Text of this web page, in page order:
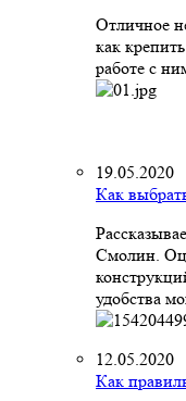
Отличное
как
работе с
19.05.2020
Как
Смолин.
удобства
12.05.2020
Как